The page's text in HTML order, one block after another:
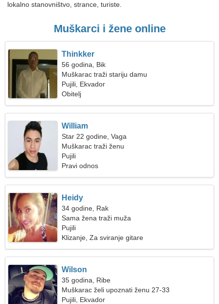
lokalno stanovništvo, strance, turiste.
Muškarci i žene online
Thinkker
56 godina, Bik
Muškarac traži stariju damu
Pujili, Ekvador
Obitelj
William
Star 22 godine, Vaga
Muškarac traži ženu
Pujili
Pravi odnos
Heidy
34 godine, Rak
Sama žena traži muža
Pujili
Klizanje, Za sviranje gitare
Wilson
35 godina, Ribe
Muškarac želi upoznati ženu 27-33
Pujili, Ekvador